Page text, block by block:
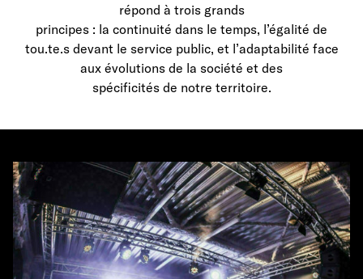
répond à trois grands
principes : la continuité dans le temps, l’égalité de
tou.te.s devant le service public, et l’adaptabilité face
aux évolutions de la société et des
spécificités de notre territoire.